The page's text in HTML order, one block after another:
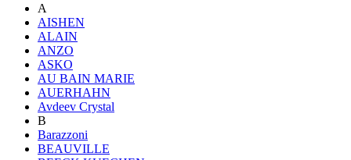
A
AISHEN
ALAIN
ANZO
ASKO
AU BAIN MARIE
AUERHAHN
Avdeev Crystal
B
Barazzoni
BEAUVILLE